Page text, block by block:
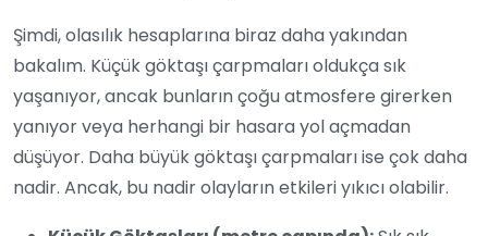
Şimdi, olasılık hesaplarına biraz daha yakından
bakalım. Küçük göktaşı çarpmaları oldukça sık
yaşanıyor, ancak bunların çoğu atmosfere girerken
yanıyor veya herhangi bir hasara yol açmadan
düşüyor. Daha büyük göktaşı çarpmaları ise çok daha
nadir. Ancak, bu nadir olayların etkileri yıkıcı olabilir.